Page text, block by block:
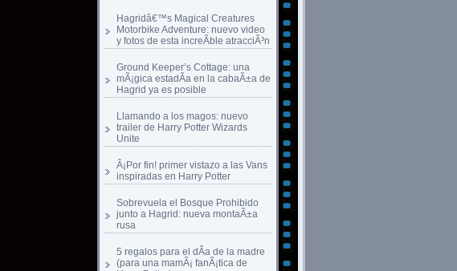
Hagridâ€™s Magical Creatures
Motorbike Adventure: nuevo video
y fotos de esta increÃ­ble atracciÃ³n
Ground Keeper’s Cottage: una
mÃ¡gica estadÃ­a en la cabaÃ±a de
Hagrid ya es posible
Llamando a los magos: nuevo
trailer de Harry Potter Wizards
Unite
Â¡Por fin! primer vistazo a las Vans
inspiradas en Harry Potter
Sobrevuela el Bosque Prohibido
junto a Hagrid: nueva montaÃ±a
rusa
5 regalos para el dÃ­a de la madre
(para una mamÃ¡ fanÃ¡tica de